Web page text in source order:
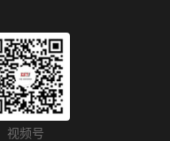
视频号